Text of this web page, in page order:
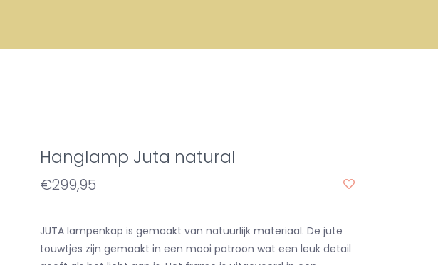
Hanglamp Juta natural
€299,95
JUTA lampenkap is gemaakt van natuurlijk materiaal. De jute
touwtjes zijn gemaakt in een mooi patroon wat een leuk detail